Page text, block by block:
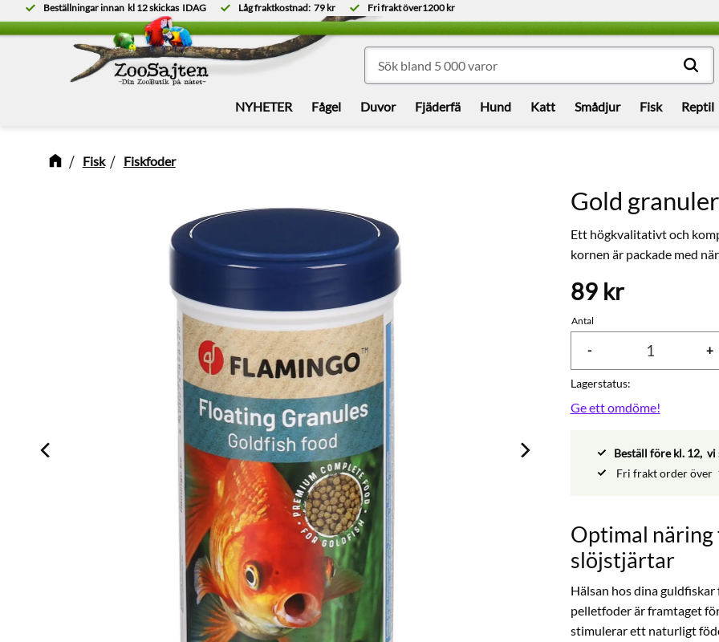
Beställningar innan kl 12skickas IDAG Låg fraktkostnad: 79 kr Fri frakt över1200 kr
NYHETER Fågel Duvor Fjäderfä Hund Katt Smådjur Fisk Reptil
Fisk Fiskfoder
Gold
Ett högkvalitativt och
kornen är packade med
89kr
Antal
+
-
Lagerstatus
Ge ett omdöme!
Beställ före kl. 12, vi
Fri frakt order över
Optimal
slöjstjärtar
Hälsan hos dina
pelletfoder är framtaget
stimulerar ett naturligt